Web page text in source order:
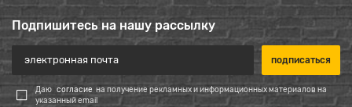
Подпишитесь на нашу рассылку
Даю согласие на получение рекламных и информационных материалов на
указанный email